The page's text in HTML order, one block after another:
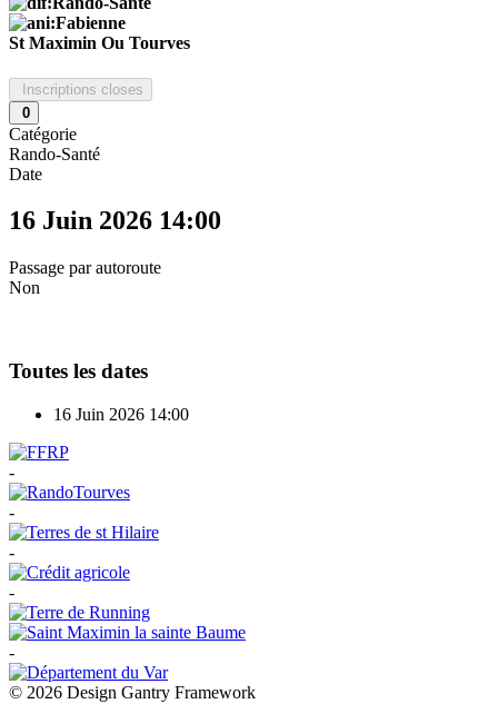
St Maximin Ou Tourves
Inscriptions closes
0
Catégorie
Rando-Santé
Date
16 Juin 2026 14:00
Passage par autoroute
Non
Toutes les dates
16 Juin 2026 14:00
-
-
-
-
-
© 2026 Design Gantry Framework